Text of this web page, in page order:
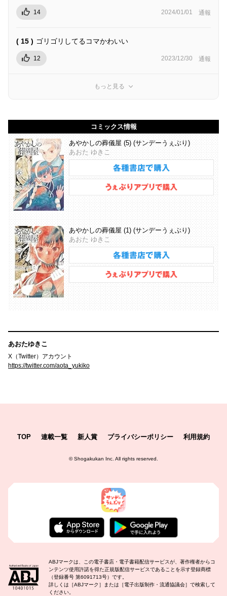
14 2024/01/01 通報
( 15 ) ゴリゴリしてるコマかわいい
12 2023/12/30 通報
もっと見る
コミックス情報
あやかしの葬儀屋 (5) (サンデーうぇぶり)
あおた ゆきこ
あやかしの葬儀屋 (1) (サンデーうぇぶり)
あおた ゆきこ
あおたゆきこ
X（Twitter）アカウント
https://twitter.com/aota_yukiko
TOP 連載一覧 新人賞 プライバシーポリシー 利用規約
©Shogakukan Inc. All rights reserved.
ABJマークは、この電子書店・電子書籍配信サービスが、著作権者からコ
ンテンツ使用許諾を得た正規版配信サービスであることを示す登録商標
（登録番号 第6091713号）です。
詳しくは［ABJマーク］または［電子出版制作・流通協議会］で検索して
ください。